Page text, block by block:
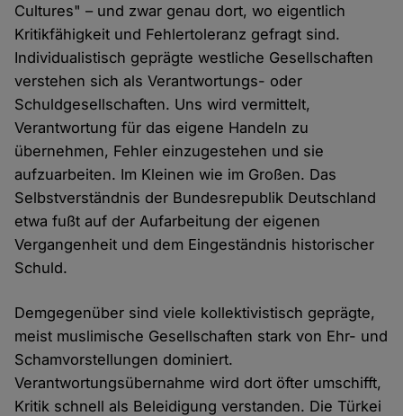
Cultures" – und zwar genau dort, wo eigentlich
Kritikfähigkeit und Fehlertoleranz gefragt sind.
Individualistisch geprägte westliche Gesellschaften
verstehen sich als Verantwortungs- oder
Schuldgesellschaften. Uns wird vermittelt,
Verantwortung für das eigene Handeln zu
übernehmen, Fehler einzugestehen und sie
aufzuarbeiten. Im Kleinen wie im Großen. Das
Selbstverständnis der Bundesrepublik Deutschland
etwa fußt auf der Aufarbeitung der eigenen
Vergangenheit und dem Eingeständnis historischer
Schuld.
Demgegenüber sind viele kollektivistisch geprägte,
meist muslimische Gesellschaften stark von Ehr- und
Schamvorstellungen dominiert.
Verantwortungsübernahme wird dort öfter umschifft,
Kritik schnell als Beleidigung verstanden. Die Türkei